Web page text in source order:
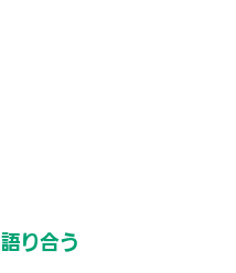
語り合う